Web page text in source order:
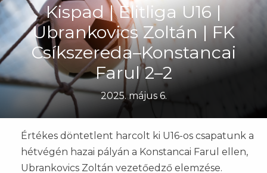
Kispad | Elitliga U16 |
Ubrankovics Zoltán | FK
Csíkszereda–Konstancai
Farul 2–2
2025. május 6.
Értékes döntetlent harcolt ki U16-os csapatunk a
hétvégén hazai pályán a Konstancai Farul ellen,
Ubrankovics Zoltán vezetőedző elemzése.